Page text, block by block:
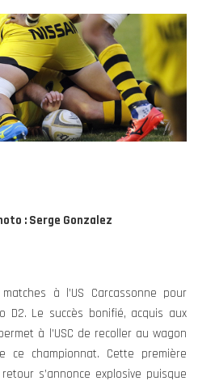
: Serge Gonzalez
à l’US Carcassonne pour
D2. Le succès bonifié, acquis aux
à l’USC de recoller au wagon
ce championnat. Cette première
s’annonce explosive puisque